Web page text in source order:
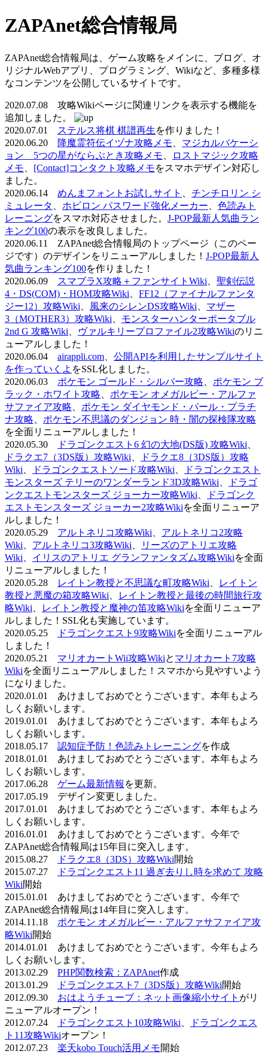
ZAPAnet総合情報局
ZAPAnet総合情報局は、ゲーム攻略をメインに、ブログ、オ
リジナルWebアプリ、プログラミング、Wikiなど、多種多様
なコンテンツを公開しているサイトです。
2020.07.08 攻略Wikiページに関連リンクを表示する機能を
追加しました。
2020.07.01
ステルス将棋 棋譜再生を作りました！
2020.06.20
降魔霊符伝イヅナ攻略メモ
マジカルバケーシ
ョン 5つの星がならぶとき攻略メモ
ロストマジック攻略
メモ
[Contact]コンタクト攻略メモをスマホデザイン対応し
ました。
2020.06.14 めんまフォントお試しサイト
チンチロリン シ
ミュレータ
ホビロン パスワード強化メーカー
色読みト
レーニングをスマホ対応させました。 J-POP最新人気曲ラン
キング100の表示を改良しました。
2020.06.11 ZAPAnet総合情報局のトップページ（このペー
ジです）のデザインをリニューアルしました！ J-POP最新人
気曲ランキング100を作りました！
2020.06.09
スマブラX攻略＋ファンサイトWiki
聖剣伝説
4・DS(COM)・HOM攻略Wiki
FF12（ファイナルファンタ
ジー12）攻略Wiki
風来のシレンDS攻略Wiki
マザー
3（MOTHER3）攻略Wiki
モンスターハンターポータブル
2nd G 攻略Wiki
ヴァルキリープロファイル2攻略Wikiのリニ
ューアルしました！
2020.06.04 airappli.com
公開APIを利用したサンプルサイト
を作っていくよ をSSL化しました。
2020.06.03 ポケモン ゴールド・シルバー攻略
ポケモン ブ
ラック・ホワイト攻略
ポケモン オメガルビー・アルファ
サファイア攻略
ポケモン ダイヤモンド・パール・プラチ
ナ攻略
ポケモン不思議のダンジョン 時・闇の探検隊攻略
を全面リニューアルしました！
2020.05.30
ドラゴンクエスト6 幻の大地(DS版) 攻略Wiki
ドラクエ7（3DS版）攻略Wiki
ドラクエ8（3DS版）攻略
Wiki
ドラゴンクエストソード攻略Wiki
ドラゴンクエスト
モンスターズ テリーのワンダーランド3D攻略Wiki
ドラゴ
ンクエストモンスターズ ジョーカー攻略Wiki
ドラゴンク
エストモンスターズ ジョーカー2攻略Wikiを全面リニューア
ルしました！
2020.05.29 アルトネリコ攻略Wiki
アルトネリコ2攻略
Wiki
アルトネリコ3攻略Wiki
リーズのアトリエ攻略
Wiki
イリスのアトリエ グランファンタズム攻略Wikiを全面
リニューアルしました！
2020.05.28
レイトン教授と不思議な町攻略Wiki
レイトン
教授と悪魔の箱攻略Wiki
レイトン教授と最後の時間旅行攻
略Wiki
レイトン教授と魔神の笛攻略Wikiを全面リニューア
ルしました！SSL化も実施しています。
2020.05.25
ドラゴンクエスト9攻略Wikiを全面リニューアル
しました！
2020.05.21 マリオカートWii攻略Wikiと マリオカート7攻略
Wikiを全面リニューアルしました！スマホから見やすいよう
になりました。
2020.01.01 あけましておめでとうございます。本年もよろ
しくお願いします。
2019.01.01 あけましておめでとうございます。本年もよろ
しくお願いします。
2018.05.17 認知症予防！色読みトレーニングを作成
2018.01.01 あけましておめでとうございます。本年もよろ
しくお願いします。
2017.06.28 ゲーム最新情報 を更新。
2017.05.19 デザイン変更しました。
2017.01.01 あけましておめでとうございます。本年もよろ
しくお願いします。
2016.01.01 あけましておめでとうございます。今年で
ZAPAnet総合情報局は15年目に突入します。
2015.08.27
ドラクエ8（3DS）攻略Wiki開始
2015.07.27
ドラゴンクエスト11 過ぎ去りし時を求めて 攻略
Wiki開始
2015.01.01 あけましておめでとうございます。今年で
ZAPAnet総合情報局は14年目に突入します。
2014.11.18 ポケモン オメガルビー・アルファサファイア攻
略Wiki開始
2014.01.01 あけましておめでとうございます。今年もよろ
しくお願いします。
2013.02.29 PHP関数検索：ZAPAnet作成
2013.01.29
ドラゴンクエスト7（3DS版）攻略Wiki開始
2012.09.30 おはようチューブ：ネット画像縮小サイト がリ
ニューアルオープン！
2012.07.24
ドラゴンクエスト10攻略Wiki
ドラゴンクエス
ト11攻略Wikiオープン！
2012.07.23 楽天kobo Touch活用メモ開始